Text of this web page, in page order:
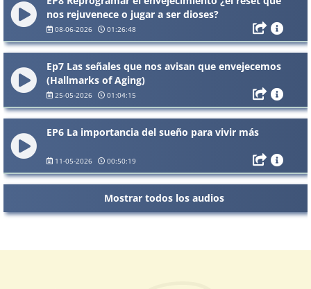
nos rejuvenece o jugar a ser dioses?
08-06-2026 01:26:48
Ep7 Las señales que nos avisan que envejecemos
(Hallmarks of Aging)
25-05-2026 01:04:15
EP6 La importancia del sueño para vivir más
11-05-2026 00:50:19
Mostrar todos los audios